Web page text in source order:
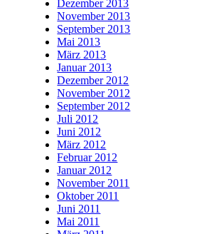
Dezember 2013
November 2013
September 2013
Mai 2013
März 2013
Januar 2013
Dezember 2012
November 2012
September 2012
Juli 2012
Juni 2012
März 2012
Februar 2012
Januar 2012
November 2011
Oktober 2011
Juni 2011
Mai 2011